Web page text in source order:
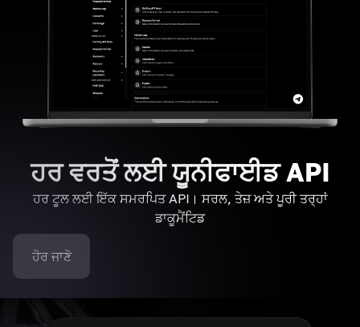
ਹਰ ਵਰਤੋਂ ਲਈ ਯੂਨੀਫਾਈਡ API
ਹਰ ਟੂਲ ਲਈ ਇੱਕ ਸਮਰਪਿਤ API। ਸਰਲ, ਤੇਜ਼ ਅਤੇ ਪੂਰੀ ਤਰ੍ਹਾਂ
ਡਾਕੂਮੈਂਟਿਡ
ਹੋਰ ਜਾਣੋ